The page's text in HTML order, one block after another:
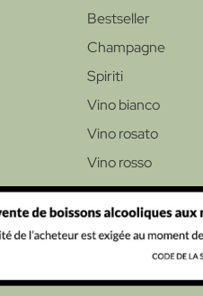
Bestseller
Champagne
Spiriti
Vino bianco
Vino rosato
Vino rosso